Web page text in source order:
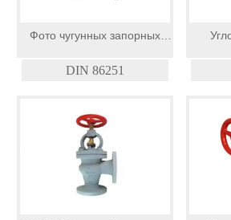
Фото чугунных запорных
DIN 86251